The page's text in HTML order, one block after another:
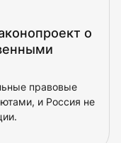
о
правовые
и Россия не